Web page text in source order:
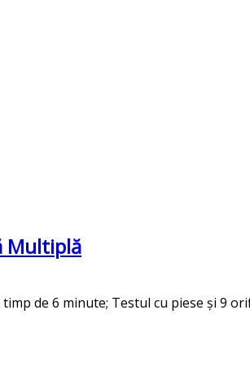
Multiplă
de 6 minute; Testul cu piese și 9